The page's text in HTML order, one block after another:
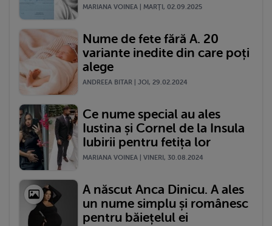
MARIANA VOINEA | MARŢI, 02.09.2025
Nume de fete fără A. 20
variante inedite din care poți
alege
ANDREEA BITAR | JOI, 29.02.2024
Ce nume special au ales
Iustina și Cornel de la Insula
Iubirii pentru fetița lor
MARIANA VOINEA | VINERI, 30.08.2024
A născut Anca Dinicu. A ales
un nume simplu și românesc
pentru băiețelul ei